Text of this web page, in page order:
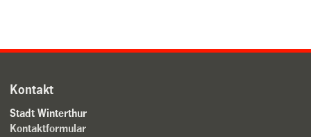
Kontakt
Stadt Winterthur
Kontaktformular